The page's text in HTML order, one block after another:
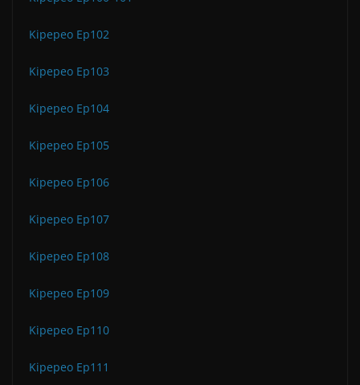
Kipepeo Ep102
Kipepeo Ep103
Kipepeo Ep104
Kipepeo Ep105
Kipepeo Ep106
Kipepeo Ep107
Kipepeo Ep108
Kipepeo Ep109
Kipepeo Ep110
Kipepeo Ep111